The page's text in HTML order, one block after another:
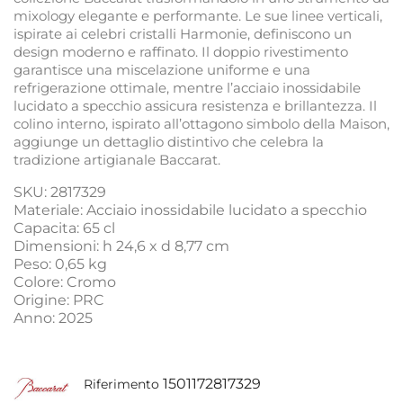
mixology elegante e performante. Le sue linee verticali,
ispirate ai celebri cristalli Harmonie, definiscono un
design moderno e raffinato. Il doppio rivestimento
garantisce una miscelazione uniforme e una
refrigerazione ottimale, mentre l’acciaio inossidabile
lucidato a specchio assicura resistenza e brillantezza. Il
colino interno, ispirato all’ottagono simbolo della Maison,
aggiunge un dettaglio distintivo che celebra la
tradizione artigianale Baccarat.
SKU: 2817329
Materiale: Acciaio inossidabile lucidato a specchio
Capacita: 65 cl
Dimensioni: h 24,6 x d 8,77 cm
Peso: 0,65 kg
Colore: Cromo
Origine: PRC
Anno: 2025
Riferimento 1501172817329